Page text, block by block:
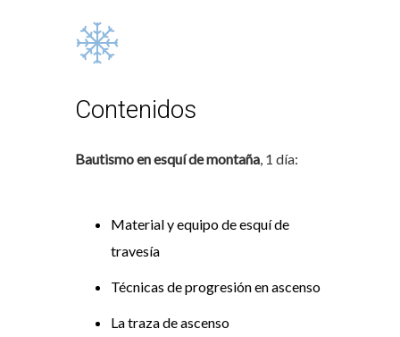
Contenidos
Bautismo en esquí de montaña, 1 día:
Material y equipo de esquí de
travesía
Técnicas de progresión en ascenso
La traza de ascenso